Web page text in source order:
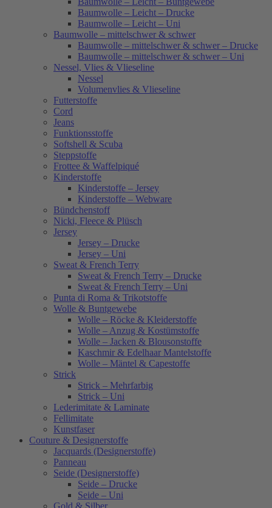
Baumwolle – Leicht – Drucke
Baumwolle – Leicht – Uni
Baumwolle – mittelschwer & schwer
Baumwolle – mittelschwer & schwer – Drucke
Baumwolle – mittelschwer & schwer – Uni
Nessel, Vlies & Vlieseline
Nessel
Volumenvlies & Vlieseline
Futterstoffe
Cord
Jeans
Funktionsstoffe
Softshell & Scuba
Steppstoffe
Frottee & Waffelpiqué
Kinderstoffe
Kinderstoffe – Jersey
Kinderstoffe – Webware
Bündchenstoff
Nicki, Fleece & Plüsch
Jersey
Jersey – Drucke
Jersey – Uni
Sweat & French Terry
Sweat & French Terry – Drucke
Sweat & French Terry – Uni
Punta di Roma & Trikotstoffe
Wolle & Buntgewebe
Wolle – Röcke & Kleiderstoffe
Wolle – Anzug & Kostümstoffe
Wolle – Jacken & Blousonstoffe
Kaschmir & Edelhaar Mantelstoffe
Wolle – Mäntel & Capestoffe
Strick
Strick – Mehrfarbig
Strick – Uni
Lederimitate & Laminate
Fellimitate
Kunstfaser
Couture & Designerstoffe
Jacquards (Designerstoffe)
Panneau
Seide (Designerstoffe)
Seide – Drucke
Seide – Uni